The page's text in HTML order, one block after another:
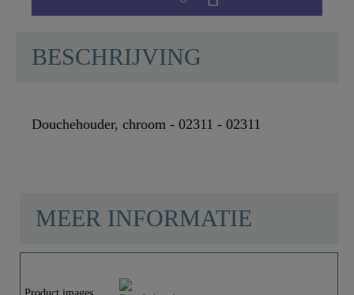
BESCHRIJVING
Douchehouder, chroom - 02311 - 02311
MEER INFORMATIE